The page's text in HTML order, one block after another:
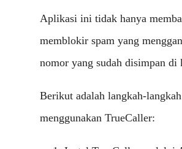
Aplikasi ini tidak hanya
memblokir spam yang
nomor yang sudah disimpan
Berikut adalah langkah-
menggunakan TrueCaller: